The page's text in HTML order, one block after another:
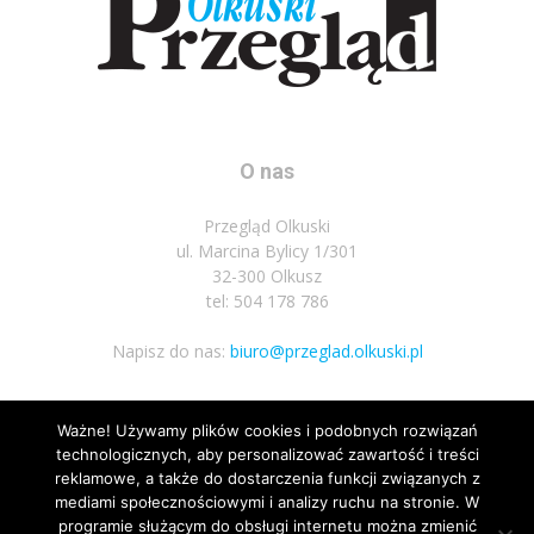
O nas
Przegląd Olkuski
ul. Marcina Bylicy 1/301
32-300 Olkusz
tel: 504 178 786
Napisz do nas: biuro@przeglad.olkuski.pl
Podążaj za nami
Ważne! Używamy plików cookies i podobnych rozwiązań
technologicznych, aby personalizować zawartość i treści
reklamowe, a także do dostarczenia funkcji związanych z
mediami społecznościowymi i analizy ruchu na stronie. W
programie służącym do obsługi internetu można zmienić